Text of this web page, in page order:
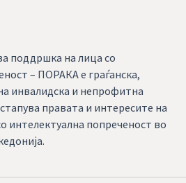
поддршка на лица со
– ПОРАКА е граѓанска,
инвалидска и непрофитна
правата и интересите на
интелектуална попреченост во